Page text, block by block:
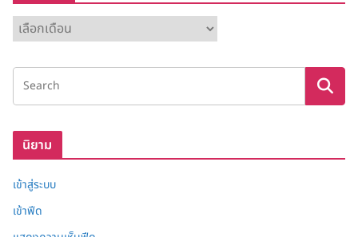
ลั
ง
ก็
นิยาม
เข้าสู่ระบบ
เข้าฟีด